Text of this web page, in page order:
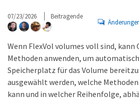
07/23/2026 Beitragende
Wenn FlexVol volumes voll sind, kann
Methoden anwenden, um
Speicherplatz für das Volume
ausgewählt werden, welche
kann und in welcher Reihenfolge,